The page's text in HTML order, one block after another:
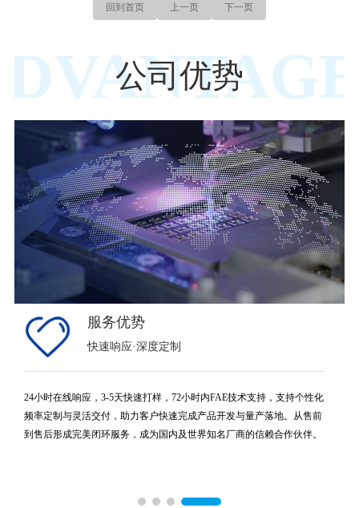
回到首页 上一页 下一页
公司优势
服务优势
快速响应·深度定制
24小时在线响应，3-5天快速打样，72小时内FAE技术支持，支持个性化
频率定制与灵活交付，助力客户快速完成产品开发与量产落地。从售前
到售后形成完美闭环服务，成为国内及世界知名厂商的信赖合作伙伴。